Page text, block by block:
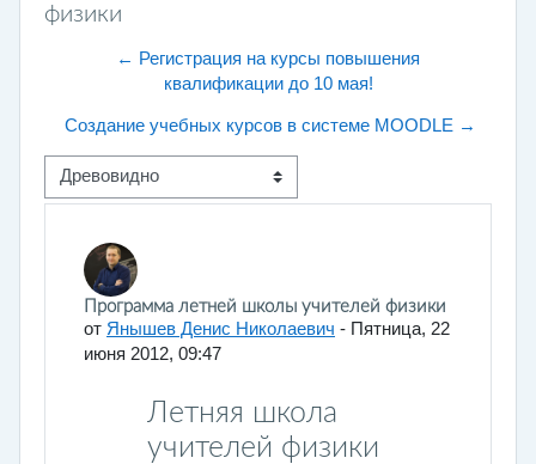
физики
← Регистрация на курсы повышения
квалификации до 10 мая!
Создание учебных курсов в системе MOODLE →
Режим отображения
Программа летней школы учителей физики
от Янышев Денис Николаевич - Пятница, 22
июня 2012, 09:47
Количество ответов: 0
Летняя школа
учителей физики